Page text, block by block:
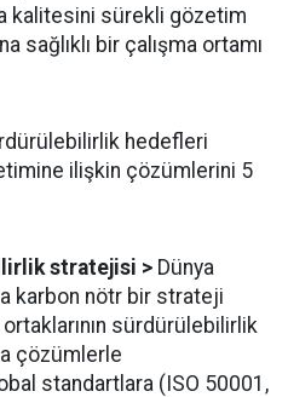
kalitesini sürekli gözetim
sağlıklı bir çalışma ortamı
hedefleri
ilişkin çözümlerini 5
stratejisi > Dünya
karbon nötr bir strateji
sürdürülebilirlik
çözümlerle
standartlara (ISO 50001,